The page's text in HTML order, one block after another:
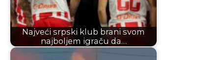
Najveći srpski klub brani svom
najboljem igraču da…